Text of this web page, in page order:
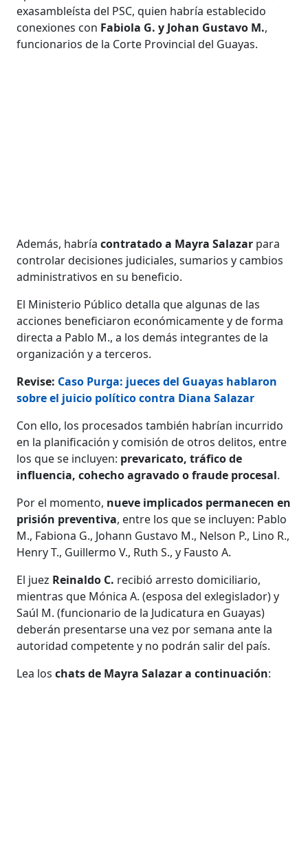
exasambleísta del PSC, quien habría establecido
conexiones con Fabiola G. y Johan Gustavo M.,
funcionarios de la Corte Provincial del Guayas.
Además, habríacontratado a Mayra Salazar para
controlar decisiones judiciales, sumarios y cambios
administrativos en su beneficio.
El Ministerio Público detalla que algunas de las
acciones beneficiaron económicamente y de forma
directa a Pablo M., a los demás integrantes de la
organización y a terceros.
Revise: Caso Purga: jueces del Guayas hablaron
sobre el juicio político contra Diana Salazar
Con ello, los procesados también habrían incurrido
en la planificación y comisión de otros delitos, entre
los que se incluyen: prevaricato, tráfico de
influencia, cohecho agravado o fraude procesal.
Por el momento, nueve implicados permanecen en
prisión preventiva, entre los que se incluyen: Pablo
M., Fabiona G., Johann Gustavo M., Nelson P., Lino R.,
Henry T., Guillermo V., Ruth S., y Fausto A.
El juez Reinaldo C. recibió arresto domiciliario,
mientras que Mónica A. (esposa del exlegislador) y
Saúl M. (funcionario de la Judicatura en Guayas)
deberán presentarse una vez por semana ante la
autoridad competente y no podrán salir del país.
Lea loschats de Mayra Salazar a continuación: